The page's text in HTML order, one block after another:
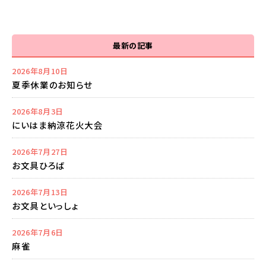
最新の記事
2026年8月10日
夏季休業のお知らせ
2026年8月3日
にいはま納涼花火大会
2026年7月27日
お文具ひろば
2026年7月13日
お文具といっしょ
2026年7月6日
麻雀